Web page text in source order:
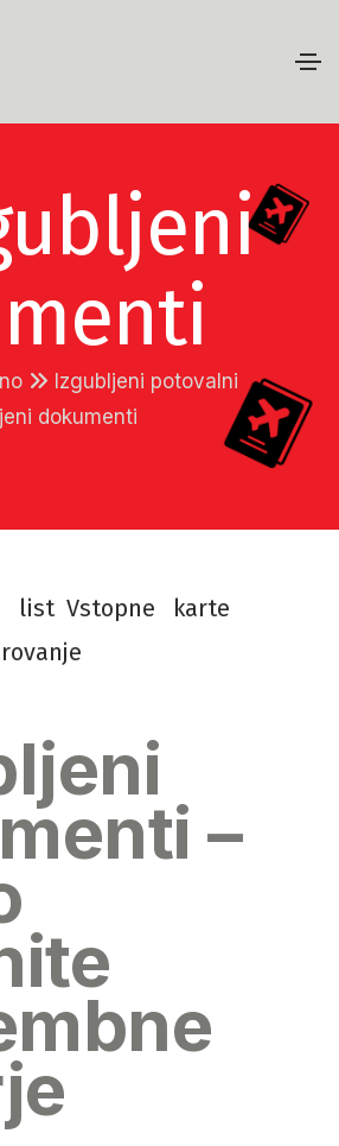
Izgubljeni potovalni
dokumenti
list Vstopne karte
rovanje
–